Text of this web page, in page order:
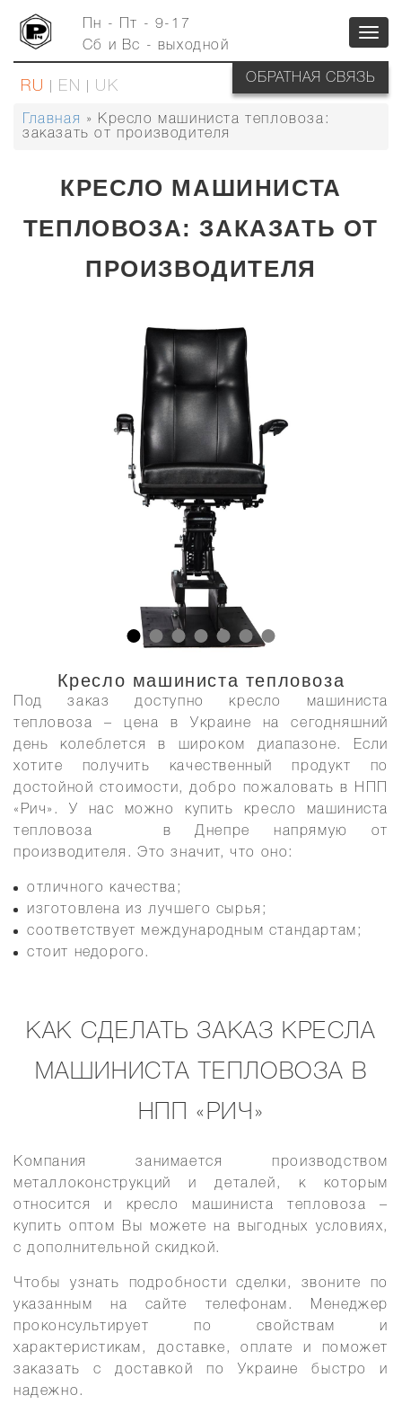
основному
Пн - Пт - 9-17
Сб и Вс - выходной
ОБРАТНАЯ СВЯЗЬ
RU EN UK
СТРОКА
Главная
Кресло машиниста тепловоза:
заказать от производителя
КРЕСЛО МАШИНИСТА
ТЕПЛОВОЗА: ЗАКАЗАТЬ ОТ
ПРОИЗВОДИТЕЛЯ
Кресло машиниста тепловоза
Под заказ доступно кресло машиниста
тепловоза – цена в Украине на сегодняшний
день колеблется в широком диапазоне. Если
хотите получить качественный продукт по
достойной стоимости, добро пожаловать в НПП
«Рич». У нас можно купить кресло машиниста
тепловоза
в Днепре
напрямую от
производителя. Это значит, что оно:
отличного качества;
изготовлена из лучшего сырья;
соответствует международным стандартам;
стоит недорого.
КАК СДЕЛАТЬ ЗАКАЗ КРЕСЛА
МАШИНИСТА ТЕПЛОВОЗА В
НПП «РИЧ»
Компания занимается производством
металлоконструкций и деталей, к которым
относится и
кресло машиниста тепловоза –
купить оптом
Вы можете на выгодных условиях,
с дополнительной скидкой.
Чтобы узнать подробности сделки, звоните по
указанным на сайте телефонам. Менеджер
проконсультирует по свойствам и
характеристикам, доставке, оплате и поможет
заказать с доставкой по Украине
быстро и
надежно.